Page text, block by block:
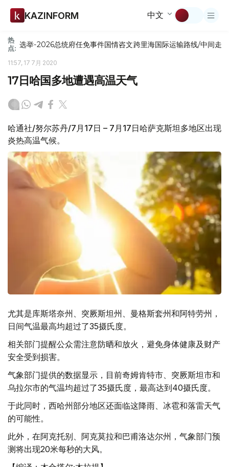
KAZINFORM 中文
热
点: 选举-2026总统府任免事件国情咨文跨里海国际运输路线/中间走廊
11:57, 17 7月 2020
17日哈国多地遭遇高温天气
哈通社/努尔苏丹/7月17日 – 7月17日哈萨克斯坦多地区出现
炎热高温气候。
尤其是库斯塔奈州、突厥斯坦州、曼格斯套州和阿特劳州，
日间气温最高均超过了35摄氏度。
相关部门提醒公众需注意防晒和放火，避免身体健康及财产
安全受到损害。
气象部门提供的数据显示，目前奇姆肯特市、突厥斯坦市和
乌拉尔市的气温均超过了35摄氏度，最高达到40摄氏度。
于此同时，西哈州部分地区还面临这降雨、冰雹和落雷天气
的可能性。
此外，在阿克托别、阿克莫拉和巴甫洛达尔州，气象部门预
测将出现20米每秒的大风。